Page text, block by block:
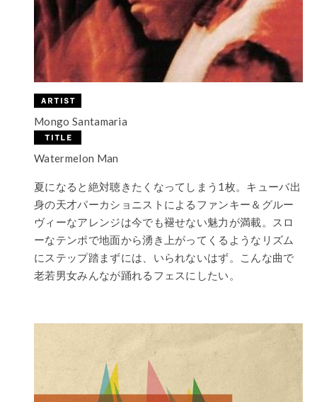
Mongo Santamaria
Watermelon Man
夏になると絶対聴きたくなってしまう1枚。キューバ出
身の天才パーカショニストによるファンキー＆グルー
ヴィーなアレンジは今でも褪せない魅力が満載。スロ
ーなテンポで地面から湧き上がってくるようなリズム
にステップ踏まずには、いられないはず。こんな曲で
老若男女みんなが踊れるフェスにしたい。